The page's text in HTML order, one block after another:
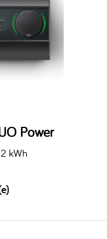
Power
kWh